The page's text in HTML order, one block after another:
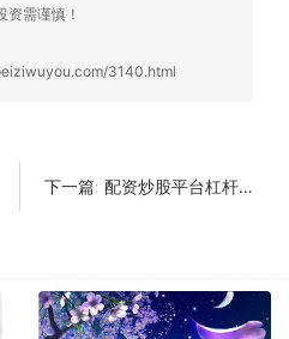
资需谨慎！
3140.html
下一篇: 配资炒股平台杠杆适合短线吗